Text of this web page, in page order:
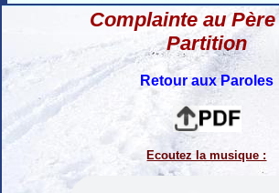
Complainte au
Partition
Retour aux Paroles
Ecoutez la musique :